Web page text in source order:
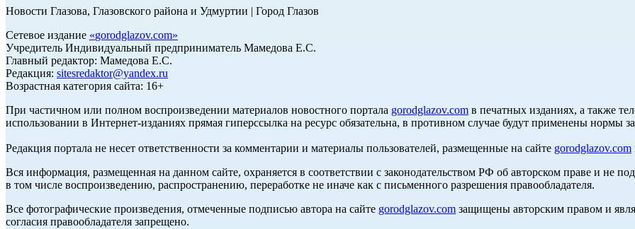
Новости Глазова, Глазовского района и Удмуртии | Город Глазов
Сетевое издание «gorodglazov.com»
Учредитель Индивидуальный предприниматель Мамедова Е.С.
Главный редактор: Мамедова Е.С.
Редакция: sitesredaktor@yandex.ru
Возрастная категория сайта: 16+
При частичном или полном воспроизведении материалов новостного портала gorodglazov.com в печатных изданиях, а также
использовании в Интернет-изданиях прямая гиперссылка на ресурс обязательна, в противном случае будут применены нормы
Редакция портала не несет ответственности за комментарии и материалы пользователей, размещенные на сайте gorodglazov.com
Вся информация, размещенная на данном сайте, охраняется в соответствии с законодательством РФ об авторском праве и не
в том числе воспроизведению, распространению, переработке не иначе как с письменного разрешения правообладателя.
Все фотографические произведения, отмеченные подписью автора на сайте gorodglazov.com защищены авторским правом и
согласия правообладателя запрещено.